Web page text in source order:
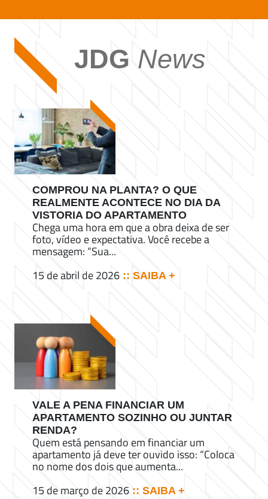
JDG News
COMPROU NA PLANTA? O QUE
REALMENTE ACONTECE NO DIA DA
VISTORIA DO APARTAMENTO
Chega uma hora em que a obra deixa de ser
foto, vídeo e expectativa. Você recebe a
mensagem: “Sua...
15 de abril de 2026 :: SAIBA +
VALE A PENA FINANCIAR UM
APARTAMENTO SOZINHO OU JUNTAR
RENDA?
Quem está pensando em financiar um
apartamento já deve ter ouvido isso: “Coloca
no nome dos dois que aumenta...
15 de março de 2026 :: SAIBA +